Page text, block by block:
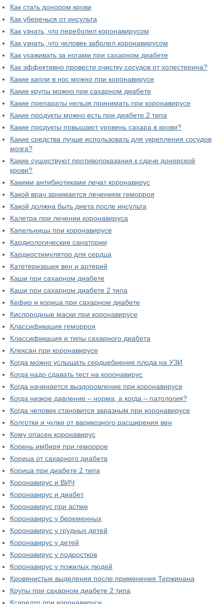
Как стать донором крови
Как уберечься от инсульта
Как узнать, что переболел коронавирусом
Как узнать, что человек заболел коронавирусом
Как ухаживать за ногами при сахарном диабете
Как эффективно провести очистку сосудов от холестерина?
Какие капли в нос можно при коронавирусе
Какие крупы можно при сахарном диабете
Какие препараты нельзя принимать при коронавирусе
Какие продукты можно есть при диабете 2 типа
Какие продукты повышают уровень сахара в крови?
Какие средства лучше использовать для укрепления сосудов
мозга?
Какие существуют противопоказания к сдаче донорской
крови?
Какими антибиотиками лечат коронавирус
Какой врач занимается лечением геморроя
Какой должна быть диета после инсульта
Калетра при лечении коронавируса
Капельницы при коронавирусе
Кардиологические санатории
Кардиостимулятор для сердца
Катетеризация вен и артерий
Каши при сахарном диабете
Каши при сахарном диабете 2 типа
Кефир и корица при сахарном диабете
Кислородные маски при коронавирусе
Классификация геморроя
Классификация и типы сахарного диабета
Клексан при коронавирусе
Когда можно услышать сердцебиение плода на УЗИ
Когда надо сдавать тест на коронавирус
Когда начинается выздоровление при коронавирусе
Когда низкое давление – норма, а когда – патология?
Когда человек становится заразным при коронавирусе
Колготки и чулки от варикозного расширения вен
Кому опасен коронавирус
Корень имбиря при геморрое
Корица от сахарного диабета
Корица при диабете 2 типа
Коронавирус и ВИЧ
Коронавирус и диабет
Коронавирус при астме
Коронавирус у беременных
Коронавирус у грудных детей
Коронавирус у детей
Коронавирус у подростков
Коронавирус у пожилых людей
Кровянистые выделения после применения Тержинана
Крупы при сахарном диабете 2 типа